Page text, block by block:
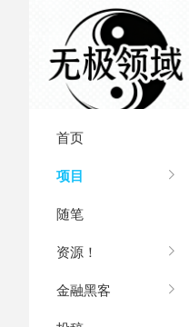
首页
项目
随笔
资源！
金融黑客